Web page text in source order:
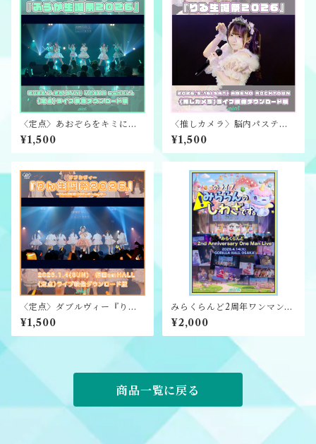
〈定点〉あおぞらをキミに
『ふうか生誕祭2026』ライブ
映像ダウンロード版
¥1,500
〈推しカメラ〉脳内パステル
『りる生誕祭2026』ライブ映
像ダウンロード版
¥1,500
〈定点〉ダブルヴィー『りん
生誕祭2026』ライブ映像ダウ
ンロード版
¥1,500
みらくらんど2周年ワンマンラ
イブ映像ダウンロード版
¥2,000
商品一覧に戻る